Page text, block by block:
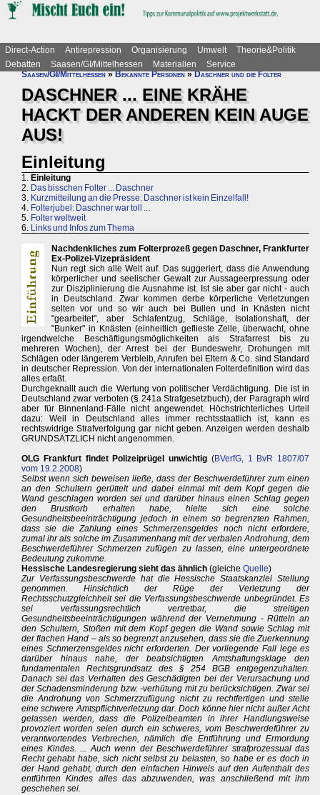
Direct-Action Antirepression Organisierung Umwelt
Theorie&Politik
Debatten
Saasen/GI/Mittelhessen Materialien
Service
Saasen/GI/Mittelhessen»Bekannte Personen»Daschner und die Folter
DASCHNER ... EINE KRÄHE
HACKT DER ANDEREN KEIN AUGE
AUS!
Einleitung
1. Einleitung
2. Das bisschen Folter ... Daschner
3. Kurzmitteilung an die Presse: Daschner ist kein Einzelfall!
4. Folterjubel: Daschner war toll ...
5. Folter weltweit
6. Links und Infos zum Thema
Nachdenkliches zum Folterprozeß gegen Daschner, Frankfurter
Ex-Polizei-Vizepräsident
Nun regt sich alle Welt auf. Das suggeriert, dass die Anwendung
körperlicher und seelischer Gewalt zur Aussageerpressung oder
zur Disziplinierung die Ausnahme ist. Ist sie aber gar nicht - auch
in Deutschland. Zwar kommen derbe körperliche Verletzungen
selten vor und so wir auch bei Bullen und in Knästen nicht
"gearbeitet", aber Schlafentzug, Schläge, Isolationshaft, der
"Bunker" in Knästen (einheitlich geflieste Zelle, überwacht, ohne
irgendwelche Beschäftigungsmöglichkeiten als Strafarrest bis zu
mehreren Wochen), der Arrest bei der Bundeswehr, Drohungen mit
Schlägen oder längerem Verbleib, Anrufen bei Eltern & Co. sind Standard
in deutscher Repression. Von der internationalen Folterdefinition wird das
alles erfaßt.
Durchgeknallt auch die Wertung von politischer Verdächtigung. Die ist in
Deutschland zwar verboten (§ 241a Strafgesetzbuch), der Paragraph wird
aber für Binnenland-Fälle nicht angewendet. Höchstrichterliches Urteil
dazu: Weil in Deutschland alles immer rechtsstaatlich ist, kann es
rechtswidrige Strafverfolgung gar nicht geben. Anzeigen werden deshalb
GRUNDSÄTZLICH nicht angenommen.
OLG Frankfurt findet Polizeiprügel unwichtig (BVerfG, 1 BvR 1807/07
vom 19.2.2008)
Selbst wenn sich beweisen ließe, dass der Beschwerdeführer zum einen
an den Schultern gerüttelt und dabei einmal mit dem Kopf gegen die
Wand geschlagen worden sei und darüber hinaus einen Schlag gegen
den Brustkorb erhalten habe, hielte sich eine solche
Gesundheitsbeeinträchtigung jedoch in einem so begrenzten Rahmen,
dass sie die Zahlung eines Schmerzensgeldes noch nicht erfordere,
zumal ihr als solche im Zusammenhang mit der verbalen Androhung, dem
Beschwerdeführer Schmerzen zufügen zu lassen, eine untergeordnete
Bedeutung zukomme.
Hessische Landesregierung sieht das ähnlich (gleiche Quelle)
Zur Verfassungsbeschwerde hat die Hessische Staatskanzlei Stellung
genommen. Hinsichtlich der Rüge der Verletzung der
Rechtsschutzgleichheit sei die Verfassungsbeschwerde unbegründet. Es
sei verfassungsrechtlich vertretbar, die streitigen
Gesundheitsbeeinträchtigungen während der Vernehmung - Rütteln an
den Schultern, Stoßen mit dem Kopf gegen die Wand sowie Schlag mit
der flachen Hand – als so begrenzt anzusehen, dass sie die Zuerkennung
eines Schmerzensgeldes nicht erforderten. Der vorliegende Fall lege es
darüber hinaus nahe, der beabsichtigten Amtshaftungsklage den
fundamentalen Rechtsgrundsatz des § 254 BGB entgegenzuhalten.
Danach sei das Verhalten des Geschädigten bei der Verursachung und
der Schadensminderung bzw. -verhütung mit zu berücksichtigen. Zwar sei
die Androhung von Schmerzzufügung nicht zu rechtfertigen und stelle
eine schwere Amtspflichtverletzung dar. Doch könne hier nicht außer Acht
gelassen werden, dass die Polizeibeamten in ihrer Handlungsweise
provoziert worden seien durch ein schweres, vom Beschwerdeführer zu
verantwortendes Verbrechen, nämlich die Entführung und Ermordung
eines Kindes. ... Auch wenn der Beschwerdeführer strafprozessual das
Recht gehabt habe, sich nicht selbst zu belasten, so habe er es doch in
der Hand gehabt, durch den einfachen Hinweis auf den Aufenthalt des
entführten Kindes alles das abzuwenden, was anschließend mit ihm
geschehen sei.